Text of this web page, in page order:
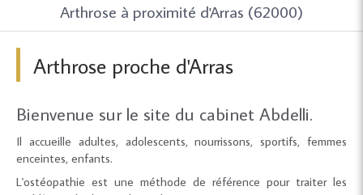
Arthrose à proximité d'Arras (62000)
Arthrose proche d'Arras
Bienvenue sur le site du cabinet Abdelli.
Il accueille adultes, adolescents, nourrissons, sportifs, femmes
enceintes, enfants.
L'ostéopathie est une méthode de référence pour traiter les